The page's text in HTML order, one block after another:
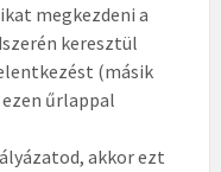
megkezdeni a
keresztül
(másik
űrlappal
akkor ezt